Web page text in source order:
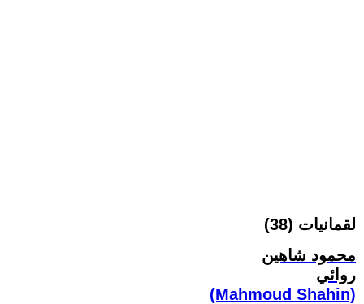
لقمانيات (38)
محمود شاهين
روائي
(Mahmoud Shahin)